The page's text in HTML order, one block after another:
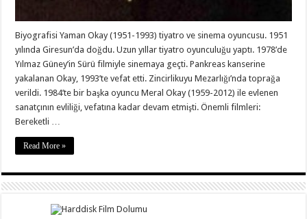
Biyografisi Yaman Okay (1951-1993) tiyatro ve sinema oyuncusu. 1951
yılında Giresun’da doğdu. Uzun yıllar tiyatro oyunculuğu yaptı. 1978’de
Yılmaz Güney’in Sürü filmiyle sinemaya geçti. Pankreas kanserine
yakalanan Okay, 1993’te vefat etti. Zincirlikuyu Mezarlığı’nda toprağa
verildi. 1984’te bir başka oyuncu Meral Okay (1959-2012) ile evlenen
sanatçının evliliği, vefatına kadar devam etmişti. Önemli filmleri:
Bereketli …
Read More »